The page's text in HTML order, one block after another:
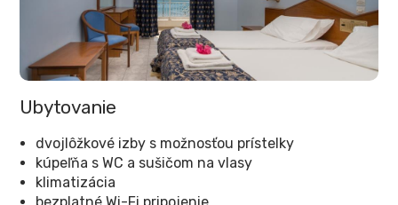
Ubytovanie
dvojlôžkové izby s možnosťou prístelky
kúpeľňa s WC a sušičom na vlasy
klimatizácia